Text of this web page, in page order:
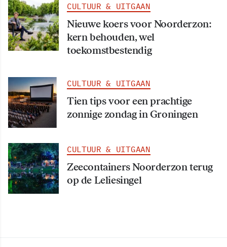
CULTUUR & UITGAAN
Nieuwe koers voor Noorderzon:
kern behouden, wel
toekomstbestendig
CULTUUR & UITGAAN
Tien tips voor een prachtige
zonnige zondag in Groningen
CULTUUR & UITGAAN
Zeecontainers Noorderzon terug
op de Leliesingel